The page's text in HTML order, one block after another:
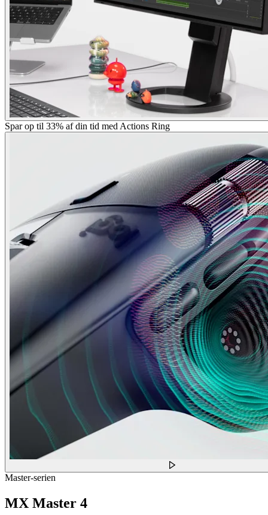
Spar op til 33% af din tid med Actions Ring
Master-serien
MX Master 4